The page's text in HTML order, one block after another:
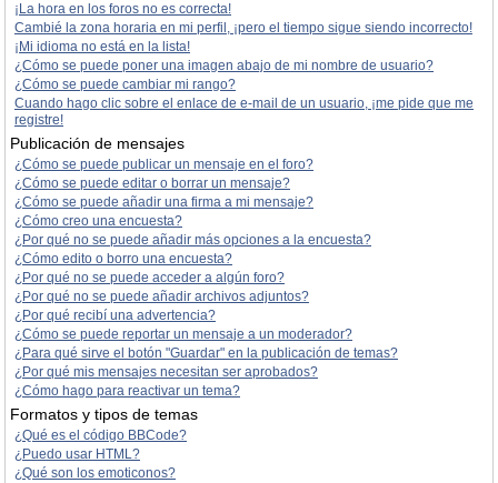
¡La hora en los foros no es correcta!
Cambié la zona horaria en mi perfil, ¡pero el tiempo sigue siendo incorrecto!
¡Mi idioma no está en la lista!
¿Cómo se puede poner una imagen abajo de mi nombre de usuario?
¿Cómo se puede cambiar mi rango?
Cuando hago clic sobre el enlace de e-mail de un usuario, ¡me pide que me
registre!
Publicación de mensajes
¿Cómo se puede publicar un mensaje en el foro?
¿Cómo se puede editar o borrar un mensaje?
¿Cómo se puede añadir una firma a mi mensaje?
¿Cómo creo una encuesta?
¿Por qué no se puede añadir más opciones a la encuesta?
¿Cómo edito o borro una encuesta?
¿Por qué no se puede acceder a algún foro?
¿Por qué no se puede añadir archivos adjuntos?
¿Por qué recibí una advertencia?
¿Cómo se puede reportar un mensaje a un moderador?
¿Para qué sirve el botón "Guardar" en la publicación de temas?
¿Por qué mis mensajes necesitan ser aprobados?
¿Cómo hago para reactivar un tema?
Formatos y tipos de temas
¿Qué es el código BBCode?
¿Puedo usar HTML?
¿Qué son los emoticonos?